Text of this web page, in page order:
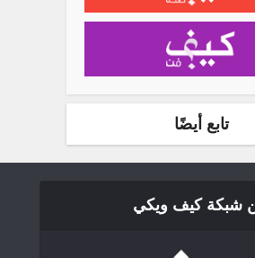
تابع أيضًا
شبكة كيف ويكي